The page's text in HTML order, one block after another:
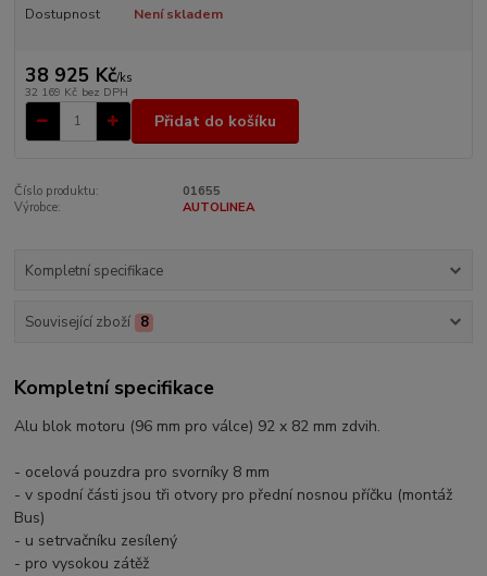
Dostupnost Není skladem
38 925 Kč/ks
32 169 Kč bez DPH
Přidat do košíku
Číslo produktu:
01655
Výrobce:
AUTOLINEA
Kompletní specifikace
Související zboží 8
Kompletní specifikace
Alu blok motoru (96 mm pro válce) 92 x 82 mm zdvih.
- ocelová pouzdra pro svorníky 8 mm
- v spodní části jsou tři otvory pro přední nosnou příčku (montáž
Bus)
- u setrvačníku zesílený
- pro vysokou zátěž